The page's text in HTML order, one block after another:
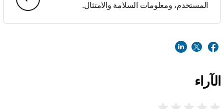
المستخدم، ومعلومات السلامة والامتثال.
الآراء